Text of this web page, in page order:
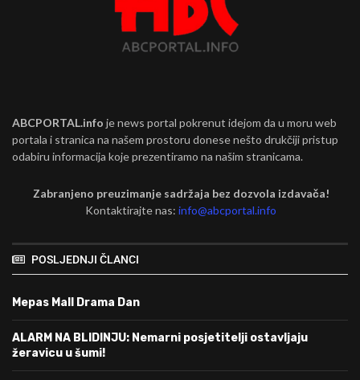
ABCPORTAL.info je news portal pokrenut idejom da u moru web
portala i stranica na našem prostoru donese nešto drukčiji pristup
odabiru informacija koje prezentiramo na našim stranicama.
Zabranjeno preuzimanje sadržaja bez dozvola izdavača!
Kontaktirajte nas:info@abcportal.info
POSLJEDNJI ČLANCI
Mepas Mall Drama Dan
ALARM NA BLIDINJU: Nemarni posjetitelji ostavljaju
žeravicu u šumi!